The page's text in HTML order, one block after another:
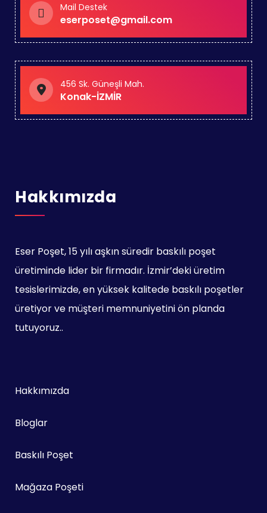
Mail Destek
eserposet@gmail.com
456 Sk. Güneşli Mah.
Konak-İZMİR
Hakkımızda
Eser Poşet, 15 yılı aşkın süredir baskılı poşet
üretiminde lider bir firmadır. İzmir’deki üretim
tesislerimizde, en yüksek kalitede baskılı poşetler
üretiyor ve müşteri memnuniyetini ön planda
tutuyoruz..
Hakkımızda
Bloglar
Baskılı Poşet
Mağaza Poşeti